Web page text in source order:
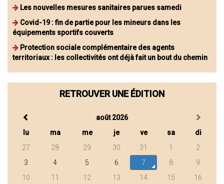
Les nouvelles mesures sanitaires parues samedi
Covid-19 : fin de partie pour les mineurs dans les
équipements sportifs couverts
Protection sociale complémentaire des agents
territoriaux : les collectivités ont déjà fait un bout du chemin
RETROUVER UNE ÉDITION
août 2026
lu
ma me je ve sa
di
27
28 29 30 31 1
2
3
4 5 6 7 8
9
10
11 12 13 14 15 16